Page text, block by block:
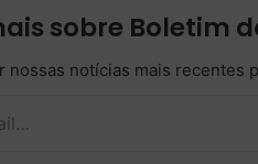
sobre Boletim
nossas notícias mais recentes